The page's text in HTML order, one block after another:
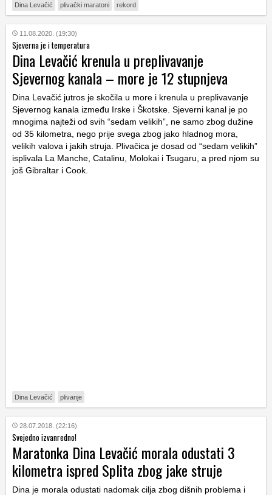
Dina Levačić plivački maratoni rekord
11.08.2020. (19:30)
Sjeverna je i temperatura
Dina Levačić krenula u preplivavanje
Sjevernog kanala – more je 12 stupnjeva
Dina Levačić jutros je skočila u more i krenula u preplivavanje
Sjevernog kanala između Irske i Škotske. Sjeverni kanal je po
mnogima najteži od svih “sedam velikih”, ne samo zbog dužine
od 35 kilometra, nego prije svega zbog jako hladnog mora,
velikih valova i jakih struja. Plivačica je dosad od “sedam velikih”
isplivala La Manche, Catalinu, Molokai i Tsugaru, a pred njom su
još Gibraltar i Cook.
Dina Levačić plivanje
28.07.2018. (22:16)
Svejedno izvanredno!
Maratonka Dina Levačić morala odustati 3
kilometra ispred Splita zbog jake struje
Dina je morala odustati nadomak cilja zbog dišnih problema i